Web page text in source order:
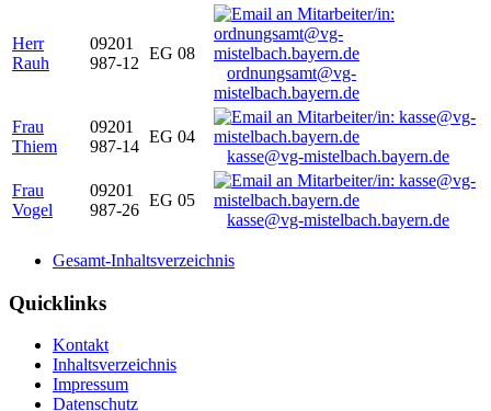
Herr
Rauh
09201
987-12
EG 08
ordnungsamt@vg-
mistelbach.bayern.de
Frau
Thiem
09201
987-14
EG 04
kasse@vg-mistelbach.bayern.de
Frau
Vogel
09201
987-26
EG 05
kasse@vg-mistelbach.bayern.de
Gesamt-Inhaltsverzeichnis
Quicklinks
Kontakt
Inhaltsverzeichnis
Impressum
Datenschutz